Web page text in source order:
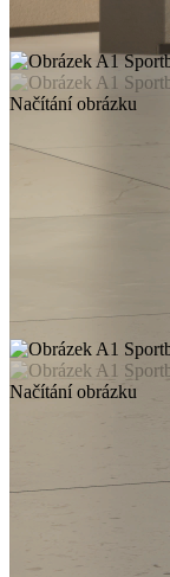
Načítání obrázku
Načítání obrázku